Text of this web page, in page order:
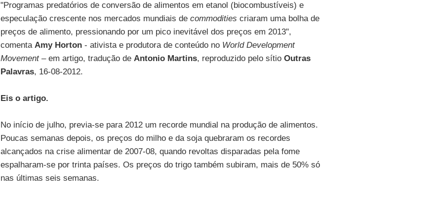
"Programas predatórios de conversão de alimentos em etanol (biocombustíveis) e
especulação crescente nos mercados mundiais de commodities criaram uma bolha de
preços de alimento, pressionando por um pico inevitável dos preços em 2013",
comenta Amy Horton- ativista e produtora de conteúdo no World Development
Movement– em artigo, tradução de Antonio Martins, reproduzido pelo sítio Outras
Palavras, 16-08-2012.
Eis o artigo.
No início de julho, previa-se para 2012 um recorde mundial na produção de alimentos.
Poucas semanas depois, os preços do milho e da soja quebraram os recordes
alcançados na crise alimentar de 2007-08, quando revoltas disparadas pela fome
espalharam-se por trinta países. Os preços do trigo também subiram, mais de 50% só
nas últimas seis semanas.